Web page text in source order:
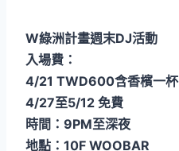
W綠洲計畫週末DJ活動
入場費：
4/21 TWD600含香檳一杯
4/27至5/12 免費
時間：9PM至深夜
地點：10F WOOBAR